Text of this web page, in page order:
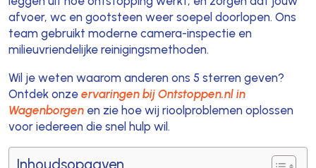
afvoer, wc en gootsteen weer soepel doorlopen. Ons
team gebruikt moderne camera-inspectie en
milieuvriendelijke reinigingsmethoden.
Wil je weten waarom anderen ons 5 sterren geven?
Ontdek onze ervaringen bij Ontstoppen.nl in
Wagenborgenen zie hoe wij rioolproblemen oplossen
voor iedereen die snel hulp wil.